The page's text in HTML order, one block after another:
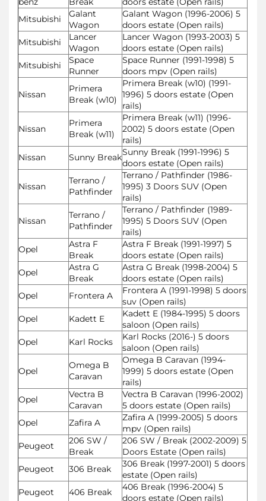
Mitsubishi
Galant
Wagon
Galant Wagon (1996-2006) 5
doors estate (Open rails)
Mitsubishi
Lancer
Wagon
Lancer Wagon (1993-2003) 5
doors estate (Open rails)
Mitsubishi
Space
Runner
Space Runner (1991-1998) 5
doors mpv (Open rails)
Nissan
Primera
Break (w10)
Primera Break (w10) (1991-
1996) 5 doors estate (Open
rails)
Nissan
Primera
Break (w11)
Primera Break (w11) (1996-
2002) 5 doors estate (Open
rails)
Nissan
Sunny BreakSunny Break (1991-1996) 5
doors estate (Open rails)
Nissan
Terrano /
Pathfinder
Terrano / Pathfinder (1986-
1995) 3 Doors SUV (Open
rails)
Nissan
Terrano /
Pathfinder
Terrano / Pathfinder (1989-
1995) 5 Doors SUV (Open
rails)
Opel
Astra F
Break
Astra F Break (1991-1997) 5
doors estate (Open rails)
Opel
Astra G
Break
Astra G Break (1998-2004) 5
doors estate (Open rails)
Opel
Frontera A
Frontera A (1991-1998) 5 doors
suv (Open rails)
Opel
Kadett E
Kadett E (1984-1995) 5 doors
saloon (Open rails)
Opel
Karl Rocks
Karl Rocks (2016-) 5 doors
saloon (Open rails)
Opel
Omega B
Caravan
Omega B Caravan (1994-
1999) 5 doors estate (Open
rails)
Opel
Vectra B
Caravan
Vectra B Caravan (1996-2002)
5 doors estate (Open rails)
Opel
Zafira A
Zafira A (1999-2005) 5 doors
mpv (Open rails)
Peugeot
206 SW /
Break
206 SW / Break (2002-2009) 5
Doors Estate (Open rails)
Peugeot
306 Break
306 Break (1997-2001) 5 doors
estate (Open rails)
Peugeot
406 Break
406 Break (1996-2004) 5
doors estate (Open rails)